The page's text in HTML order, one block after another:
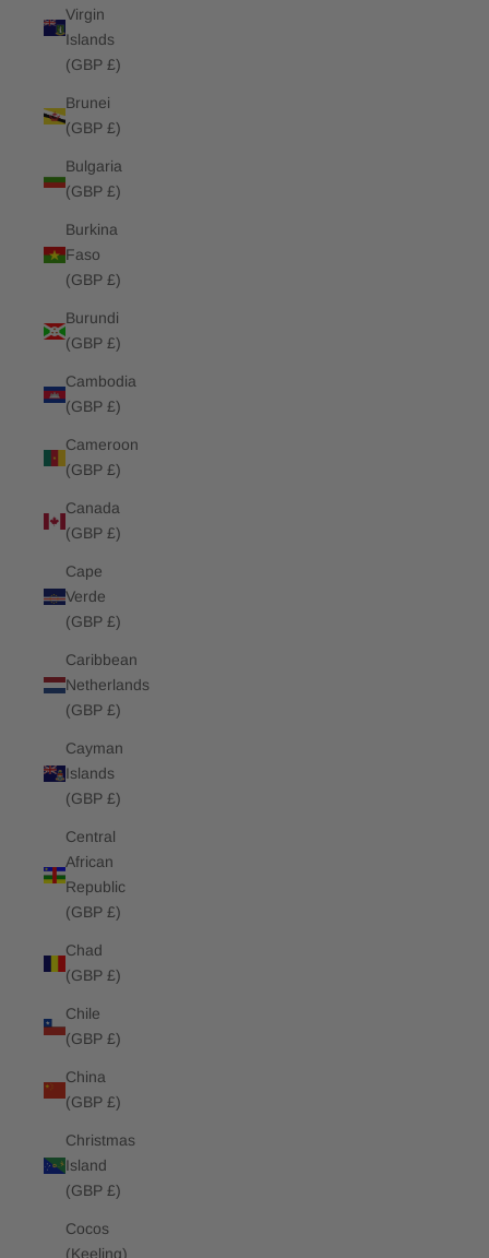
Virgin
Islands
(GBP £)
Brunei
(GBP £)
Bulgaria
(GBP £)
Burkina
Faso
(GBP £)
Burundi
(GBP £)
Cambodia
(GBP £)
Cameroon
(GBP £)
Canada
(GBP £)
Cape
Verde
(GBP £)
Caribbean
Netherlands
(GBP £)
Cayman
Islands
(GBP £)
Central
African
Republic
(GBP £)
Chad
(GBP £)
Chile
(GBP £)
China
(GBP £)
Christmas
Island
(GBP £)
Cocos
(Keeling)